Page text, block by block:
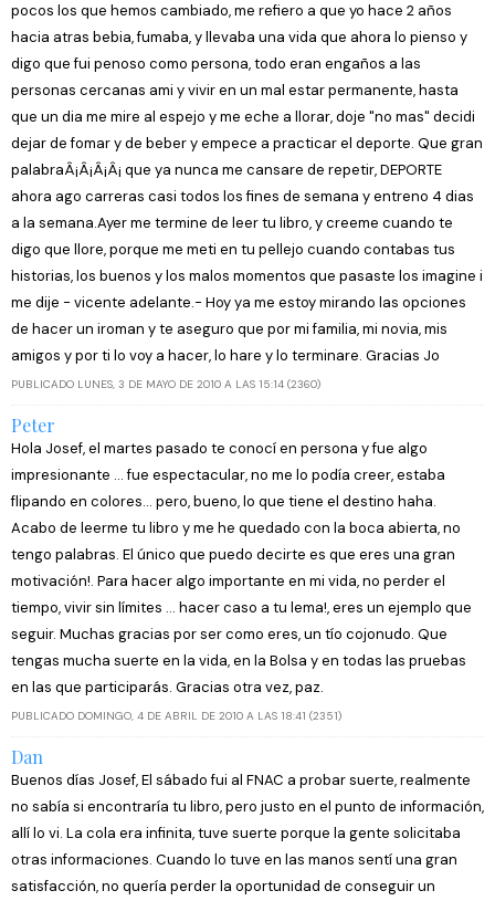
pocos los que hemos cambiado, me refiero a que yo hace 2 años
hacia atras bebia, fumaba, y llevaba una vida que ahora lo pienso y
digo que fui penoso como persona, todo eran engaños a las
personas cercanas ami y vivir en un mal estar permanente, hasta
que un dia me mire al espejo y me eche a llorar, doje "no mas" decidi
dejar de fomar y de beber y empece a practicar el deporte. Que gran
palabraÂ¡Â¡Â¡Â¡ que ya nunca me cansare de repetir, DEPORTE
ahora ago carreras casi todos los fines de semana y entreno 4 dias
a la semana.Ayer me termine de leer tu libro, y creeme cuando te
digo que llore, porque me meti en tu pellejo cuando contabas tus
historias, los buenos y los malos momentos que pasaste los imagine i
me dije - vicente adelante.- Hoy ya me estoy mirando las opciones
de hacer un iroman y te aseguro que por mi familia, mi novia, mis
amigos y por ti lo voy a hacer, lo hare y lo terminare. Gracias Jo
PUBLICADO LUNES, 3 DE MAYO DE 2010 A LAS 15:14 (2360)
Peter
Hola Josef, el martes pasado te conocí en persona y fue algo
impresionante ... fue espectacular, no me lo podía creer, estaba
flipando en colores... pero, bueno, lo que tiene el destino haha.
Acabo de leerme tu libro y me he quedado con la boca abierta, no
tengo palabras. El único que puedo decirte es que eres una gran
motivación!. Para hacer algo importante en mi vida, no perder el
tiempo, vivir sin límites ... hacer caso a tu lema!, eres un ejemplo que
seguir. Muchas gracias por ser como eres, un tío cojonudo. Que
tengas mucha suerte en la vida, en la Bolsa y en todas las pruebas
en las que participarás. Gracias otra vez, paz.
PUBLICADO DOMINGO, 4 DE ABRIL DE 2010 A LAS 18:41 (2351)
Dan
Buenos días Josef, El sábado fui al FNAC a probar suerte, realmente
no sabía si encontraría tu libro, pero justo en el punto de información,
allí lo vi. La cola era infinita, tuve suerte porque la gente solicitaba
otras informaciones. Cuando lo tuve en las manos sentí una gran
satisfacción, no quería perder la oportunidad de conseguir un